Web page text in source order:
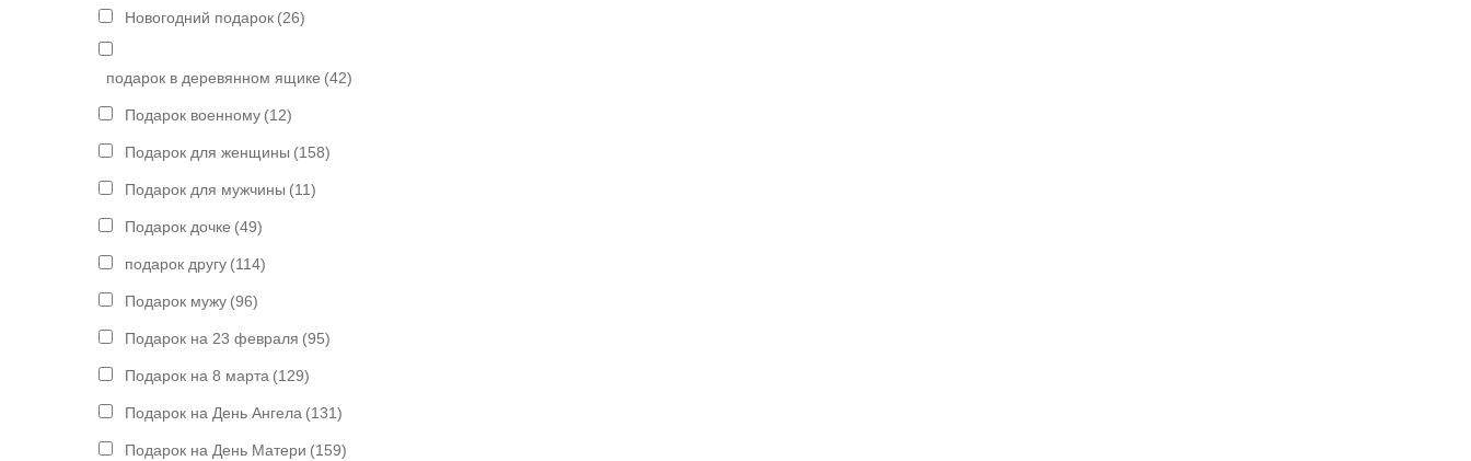
Новогодний подарок (26)
подарок в деревянном ящике (42)
Подарок военному (12)
Подарок для женщины (158)
Подарок для мужчины (11)
Подарок дочке (49)
подарок другу (114)
Подарок мужу (96)
Подарок на 23 февраля (95)
Подарок на 8 марта (129)
Подарок на День Ангела (131)
Подарок на День Матери (159)